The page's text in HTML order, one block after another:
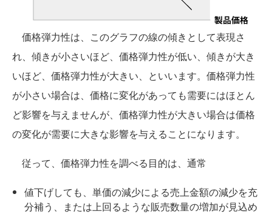
価格弾力性は、このグラフの線の傾きとして表現さ
れ、傾きが小さいほど、価格弾力性が低い、傾きが大き
いほど、価格弾力性が大きい、といいます。価格弾力性
が小さい場合は、価格に変化があっても需要にはほとん
ど影響を与えませんが、価格弾力性が大きい場合は価格
の変化が需要に大きな影響を与えることになります。
従って、価格弾力性を調べる目的は、通常
値下げしても、単価の減少による売上金額の減少を充
分補う、または上回るような販売数量の増加が見込め